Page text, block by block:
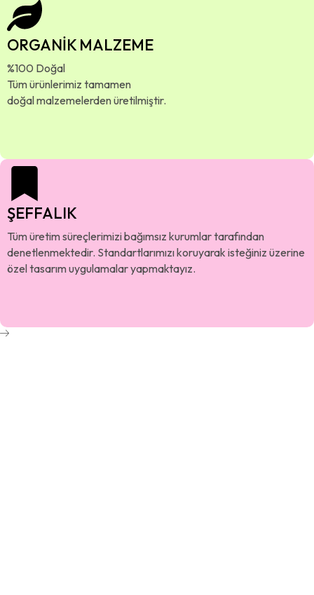
ORGANİK MALZEME
%100 Doğal
Tüm ürünlerimiz tamamen
doğal malzemelerden üretilmiştir.
ŞEFFALIK
Tüm üretim süreçlerimizi bağımsız kurumlar tarafından
denetlenmektedir. Standartlarımızı koruyarak isteğiniz üzerine
özel tasarım uygulamalar yapmaktayız.